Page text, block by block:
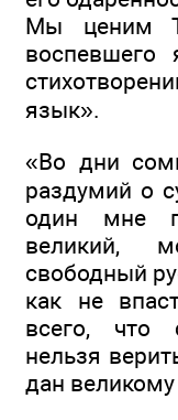
Мы ценим
воспевшего
язык».
«Во дни
раздумий о
один мне
великий,
свободный
как не
всего, что
нельзя
дан